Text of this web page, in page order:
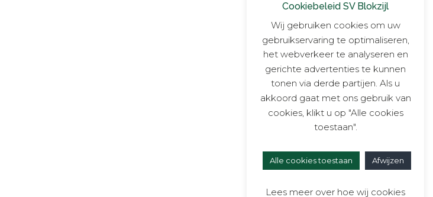
Cookiebeleid SV Blokzijl
Wij gebruiken cookies om uw
gebruikservaring te optimaliseren,
het webverkeer te analyseren en
gerichte advertenties te kunnen
tonen via derde partijen. Als u
akkoord gaat met ons gebruik van
cookies, klikt u op "Alle cookies
toestaan".
Alle cookies toestaan Afwijzen
Lees meer over hoe wij cookies